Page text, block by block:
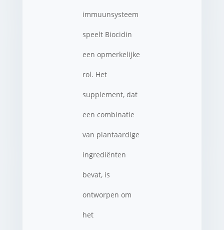
immuunsysteem
speelt Biocidin
een opmerkelijke
rol. Het
supplement, dat
een combinatie
van plantaardige
ingrediënten
bevat, is
ontworpen om
het